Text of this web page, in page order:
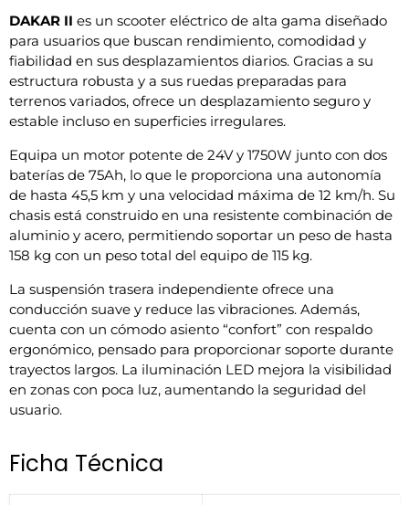
DAKAR II es un scooter eléctrico de alta gama diseñado
para usuarios que buscan rendimiento, comodidad y
fiabilidad en sus desplazamientos diarios. Gracias a su
estructura robusta y a sus ruedas preparadas para
terrenos variados, ofrece un desplazamiento seguro y
estable incluso en superficies irregulares.
Equipa un motor potente de 24V y 1750W junto con dos
baterías de 75Ah, lo que le proporciona una autonomía
de hasta 45,5 km y una velocidad máxima de 12 km/h. Su
chasis está construido en una resistente combinación de
aluminio y acero, permitiendo soportar un peso de hasta
158 kg con un peso total del equipo de 115 kg.
La suspensión trasera independiente ofrece una
conducción suave y reduce las vibraciones. Además,
cuenta con un cómodo asiento “confort” con respaldo
ergonómico, pensado para proporcionar soporte durante
trayectos largos. La iluminación LED mejora la visibilidad
en zonas con poca luz, aumentando la seguridad del
usuario.
Ficha Técnica